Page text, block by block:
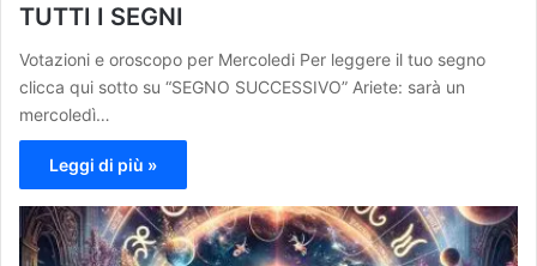
TUTTI I SEGNI
Votazioni e oroscopo per Mercoledi Per leggere il tuo segno
clicca qui sotto su “SEGNO SUCCESSIVO” Ariete: sarà un
mercoledì…
Leggi di più »